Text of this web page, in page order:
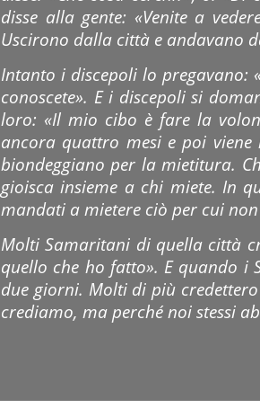
disse alla gente: «Venite a
Uscirono dalla città e andavano
Intanto i discepoli lo pregavano:
conoscete». E i discepoli si
loro: «Il mio cibo è fare la
ancora quattro mesi e poi
biondeggiano per la mietitura.
gioisca insieme a chi miete. In
mandati a mietere ciò per cui
Molti Samaritani di quella città
quello che ho fatto». E quando
due giorni. Molti di più
crediamo, ma perché noi stessi